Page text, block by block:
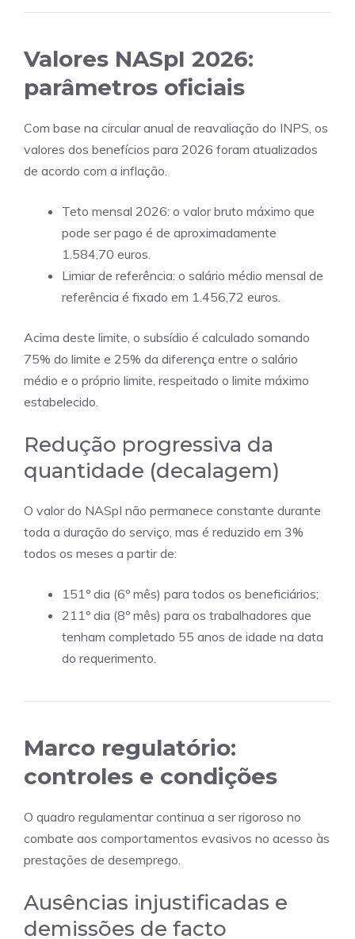
Valores NASpI 2026:
parâmetros oficiais
Com base na circular anual de reavaliação do INPS, os
valores dos benefícios para 2026 foram atualizados
de acordo com a inflação.
Teto mensal 2026: o valor bruto máximo que
pode ser pago é de aproximadamente
1.584,70 euros.
Limiar de referência: o salário médio mensal de
referência é fixado em 1.456,72 euros.
Acima deste limite, o subsídio é calculado somando
75% do limite e 25% da diferença entre o salário
médio e o próprio limite, respeitado o limite máximo
estabelecido.
Redução progressiva da
quantidade (decalagem)
O valor do NASpI não permanece constante durante
toda a duração do serviço, mas é reduzido em 3%
todos os meses a partir de:
151º dia (6º mês) para todos os beneficiários;
211º dia (8º mês) para os trabalhadores que
tenham completado 55 anos de idade na data
do requerimento.
Marco regulatório:
controles e condições
O quadro regulamentar continua a ser rigoroso no
combate aos comportamentos evasivos no acesso às
prestações de desemprego.
Ausências injustificadas e
demissões de facto